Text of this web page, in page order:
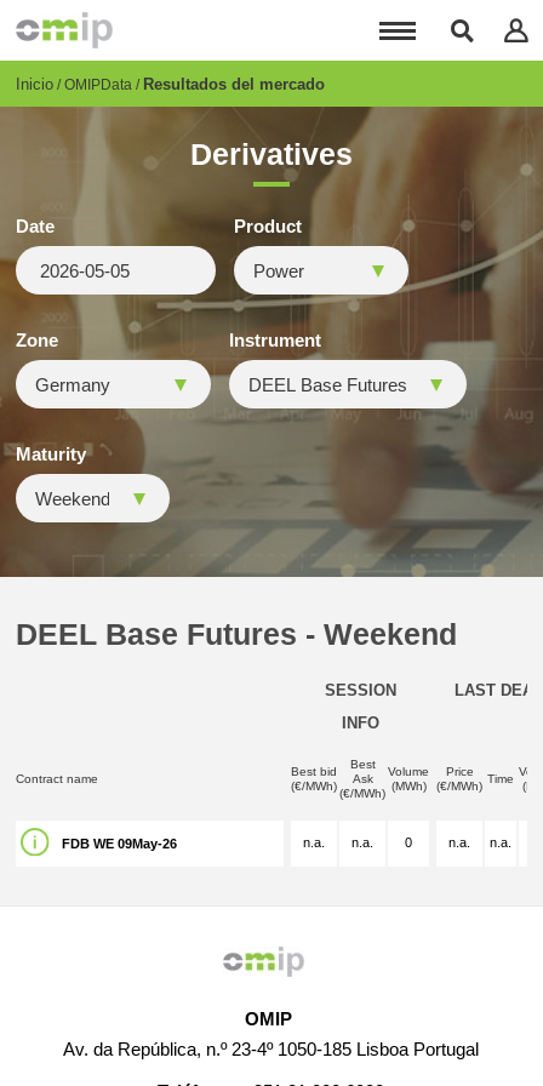
principal
Breadcrumb
Inicio OMIPData Resultados del mercado
Derivatives
Date Product
Zone Instrument
Maturity
DEEL Base Futures - Weekend
SESSION
INFO
LAST DEAL
Contract name
Best bid
(€/MWh)
Best
Ask
(€/MWh)
Volume
(MWh)
Price
(€/MWh)
Time
FDB WE 09May-26 n.a. n.a. 0 n.a. n.a.
OMIP
Av. da República, n.º 23-4º 1050-185 Lisboa Portugal